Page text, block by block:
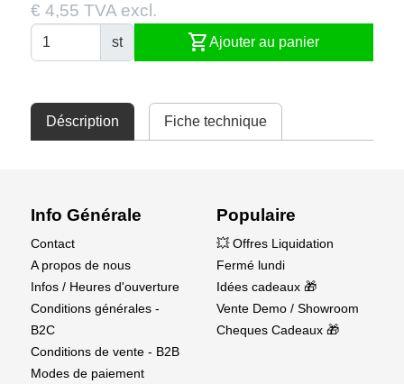
€ 4,55 TVA excl.
st shopping_cartAjouter au panier
Déscription Fiche technique
Info Générale
Contact
A propos de nous
Infos / Heures d'ouverture
Conditions générales -
B2C
Conditions de vente - B2B
Modes de paiement
Populaire
💥 Offres Liquidation
Fermé lundi
Idées cadeaux 🎁
Vente Demo / Showroom
Cheques Cadeaux 🎁